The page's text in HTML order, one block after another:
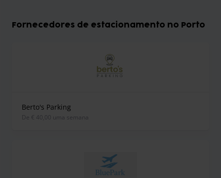
Fornecedores de estacionamento no Porto
Berto's Parking
de € 40,00 uma semana